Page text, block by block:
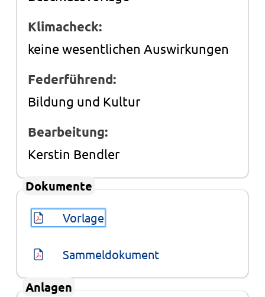
Klimacheck:
keine wesentlichen Auswirkungen
Federführend:
Bildung und Kultur
Bearbeitung:
Kerstin Bendler
Dokumente
Vorlage
Sammeldokument
Anlagen